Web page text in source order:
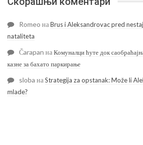
Romeo наBrus i Aleksandrovac pred
nataliteta
Čarapan наКомуналци ћуте док
казне за бахато паркирање
sloba наStrategija za opstanak: Može li
mlade?